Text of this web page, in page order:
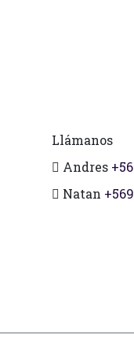
Llámanos
Andres
Natan